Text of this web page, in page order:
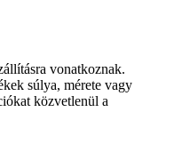
vonatkoznak.
súlya, mérete vagy
közvetlenül a